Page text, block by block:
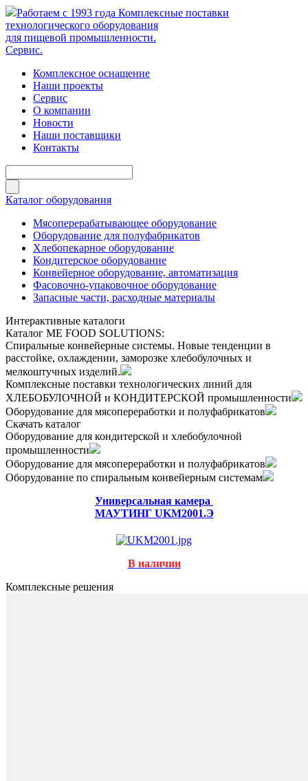
Работаем с 1993 года Комплексные поставки
технологического оборудования
для пищевой промышленности.
Сервис.
Комплексное оснащение
Наши проекты
Сервис
О компании
Новости
Наши поставщики
Контакты
Каталог оборудования
Мясоперерабатывающее оборудование
Оборудование для полуфабрикатов
Хлебопекарное оборудование
Кондитерское оборудование
Конвейерное оборудование, автоматизация
Фасовочно-упаковочное оборудование
Запасные части, расходные материалы
Интерактивные каталоги
Каталог ME FOOD SOLUTIONS:
Спиральные конвейерные системы. Новые тенденции в
расстойке, охлаждении, заморозке хлебобулочных и
мелкоштучных изделий.
Комплексные поставки технологических линий для
ХЛЕБОБУЛОЧНОЙ и КОНДИТЕРСКОЙ промышленности
Оборудование для мясопереработки и полуфабрикатов
Скачать каталог
Оборудование для кондитерской и хлебобулочной
промышленности
Оборудование для мясопереработки и полуфабрикатов
Оборудование по спиральным конвейерным системам
Универсальная камера
МАУТИНГ UKM2001.Э
В наличии
Комплексные решения